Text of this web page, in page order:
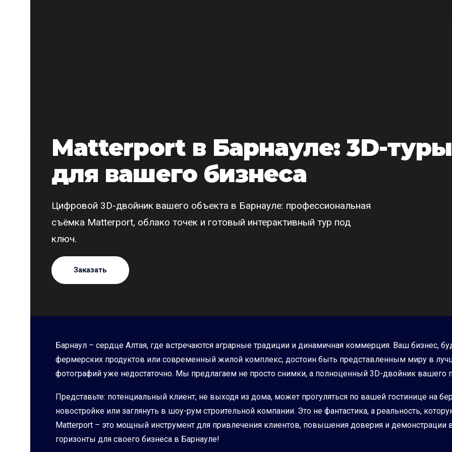
Matterport в Барнауле: 3D-туры
для вашего бизнеса
Цифровой 3D-двойник вашего объекта в Барнауле: профессиональная
съёмка Matterport, облако точек и готовый интерактивный тур под
ключ.
Заказать
Барнаул – сердце Алтая, где встречаются аграрные традиции и динамичная коммерция. Ваш бизнес,
фермерских продуктов или современный жилой комплекс, достоин быть представленным миру в
фотографий уже недостаточно. Мы предлагаем не просто снимки, а полноценный 3D-двойник
Представьте: потенциальный клиент, не выходя из дома, может прогуляться по вашей гостинице на
новостройке или заглянуть в шоу-рум строительной компании. Это не фантастика, а реальность,
Matterport – это мощный инструмент для привлечения клиентов, повышения доверия и демонстрации
горизонты для своего бизнеса в Барнауле!